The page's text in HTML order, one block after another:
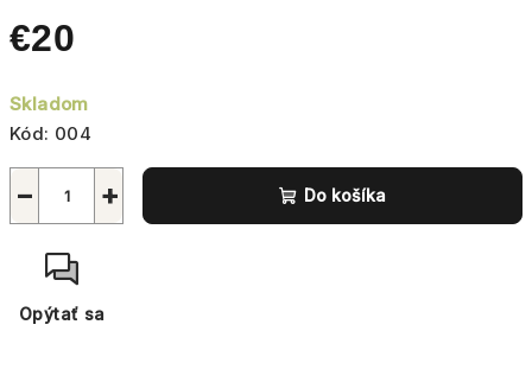
€20
cena:
Skladom
Kód: 004
+
− Do košíka
Opýtať sa